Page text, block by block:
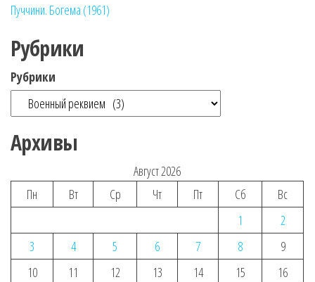
Пуччини. Богема (1961)
Рубрики
Рубрики
Архивы
Август 2026
Пн
Вт Ср Чт Пт Сб
Вс
1
2
3
4 5 6 7 8
9
10
11 12 13 14 15
16